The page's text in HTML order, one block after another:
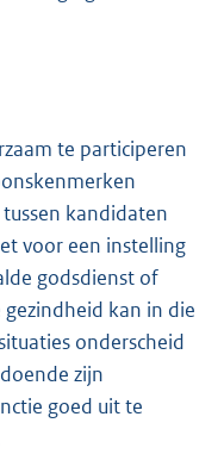
te participeren
kandidaten
voor een instelling
godsdienst of
kan in die
onderscheid
zijn
goed uit te